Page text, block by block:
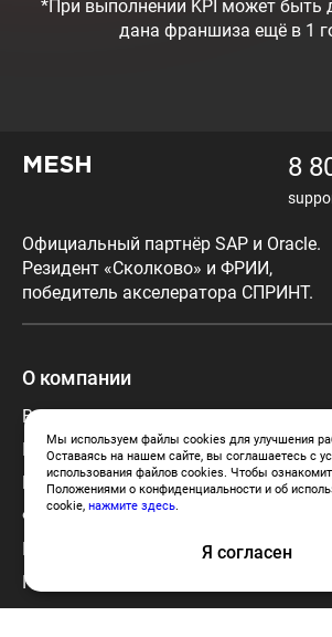
Мы используем файлы cookies для улучшения
Оставаясь на нашем сайте, вы соглашаетесь с
использования файлов cookies. Чтобы
Положениями о конфиденциальности и об
cookie,нажмите здесь.
Я согласен
*При выполнении KPI может быть
дана франшиза ещё в 1
MESH 8
Официальный партнёр SAP и Oracle.
Резидент «Сколково» и ФРИИ,
победитель акселератора СПРИНТ.
О компании
Вступить в команду MESH
Портфолио
Блог
Франчайзинг MESH
Политика использования cookies
Политика конфиденциальности